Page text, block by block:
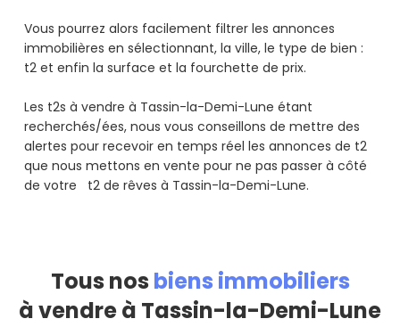
Vous pourrez alors facilement filtrer les annonces
immobilières en sélectionnant, la ville, le type de bien :
t2 et enfin la surface et la fourchette de prix.
Les t2s à vendre à Tassin-la-Demi-Lune étant
recherchés/ées, nous vous conseillons de mettre des
alertes pour recevoir en temps réel les annonces de t2
que nous mettons en vente pour ne pas passer à côté
de votre t2 de rêves à Tassin-la-Demi-Lune.
Tous nos biens immobiliers
à vendre à Tassin-la-Demi-Lune